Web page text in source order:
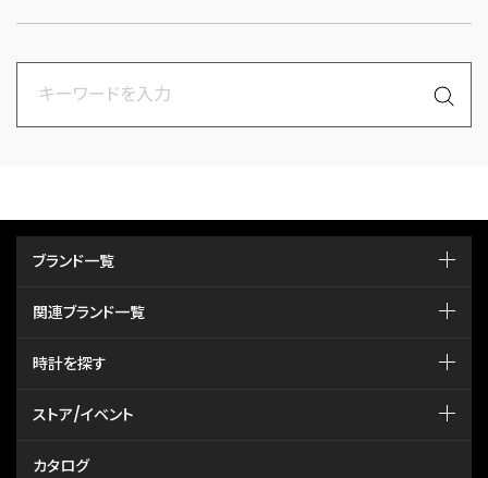
ブランド一覧
関連ブランド一覧
時計を探す
ストア/イベント
カタログ